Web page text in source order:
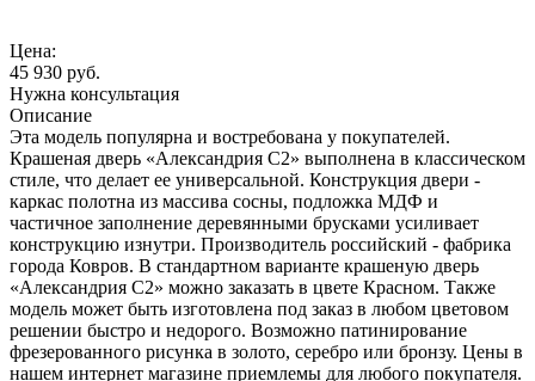
Цена:
45 930 руб.
Нужна консультация
Описание
Эта модель популярна и востребована у покупателей.
Крашеная дверь «Александрия С2» выполнена в классическом
стиле, что делает ее универсальной. Конструкция двери -
каркас полотна из массива сосны, подложка МДФ и
частичное заполнение деревянными брусками усиливает
конструкцию изнутри. Производитель российский - фабрика
города Ковров. В стандартном варианте крашеную дверь
«Александрия С2» можно заказать в цвете Красном. Также
модель может быть изготовлена под заказ в любом цветовом
решении быстро и недорого. Возможно патинирование
фрезерованного рисунка в золото, серебро или бронзу. Цены в
нашем интернет магазине приемлемы для любого покупателя.